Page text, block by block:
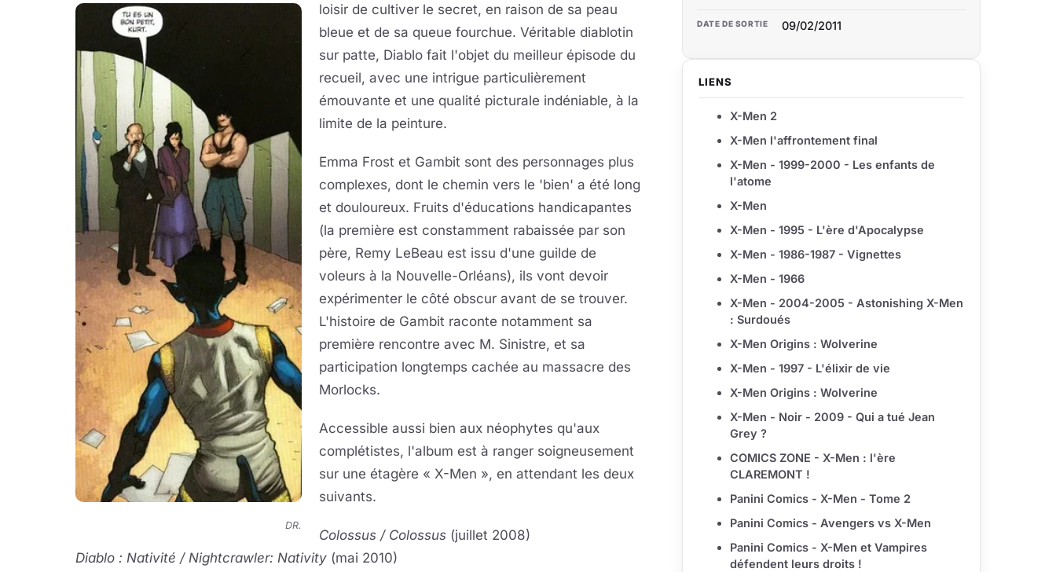
DR.
loisir de cultiver le secret, en raison de sa peau
bleue et de sa queue fourchue. Véritable diablotin
sur patte, Diablo fait l'objet du meilleur épisode du
recueil, avec une intrigue particulièrement
émouvante et une qualité picturale indéniable, à la
limite de la peinture.
Emma Frost et Gambit sont des personnages plus
complexes, dont le chemin vers le 'bien' a été long
et douloureux. Fruits d'éducations handicapantes
(la première est constamment rabaissée par son
père, Remy LeBeau est issu d'une guilde de
voleurs à la Nouvelle-Orléans), ils vont devoir
expérimenter le côté obscur avant de se trouver.
L'histoire de Gambit raconte notamment sa
première rencontre avec M. Sinistre, et sa
participation longtemps cachée au massacre des
Morlocks.
Accessible aussi bien aux néophytes qu'aux
complétistes, l'album est à ranger soigneusement
sur une étagère « X-Men », en attendant les deux
suivants.
Colossus / Colossus (juillet 2008)
Diablo : Nativité / Nightcrawler: Nativity (mai 2010)
DATE DE SORTIE 09/02/2011
LIENS
X-Men 2
X-Men l'affrontement final
X-Men - 1999-2000 - Les enfants de
l'atome
X-Men
X-Men - 1995 - L'ère d'Apocalypse
X-Men - 1986-1987 - Vignettes
X-Men - 1966
X-Men - 2004-2005 - Astonishing X-Men
: Surdoués
X-Men Origins : Wolverine
X-Men - 1997 - L'élixir de vie
X-Men Origins : Wolverine
X-Men - Noir - 2009 - Qui a tué Jean
Grey ?
COMICS ZONE - X-Men : l'ère
CLAREMONT !
Panini Comics - X-Men - Tome 2
Panini Comics - Avengers vs X-Men
Panini Comics - X-Men et Vampires
défendent leurs droits !